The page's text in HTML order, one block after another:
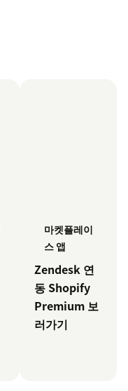
마켓플레이
스 앱
Zendesk 연
동 Shopify
Premium 보
러가기